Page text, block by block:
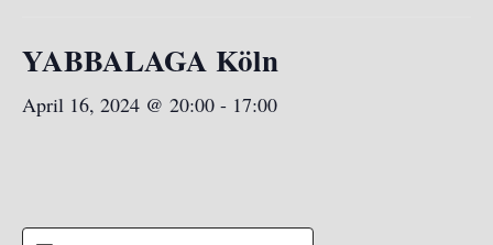
YABBALAGA Köln
April 16, 2024 @ 20:00 - 17:00